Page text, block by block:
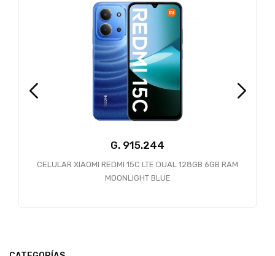
G.
CELULAR XIAOMI REDMI 15C LTE DUAL 128GB 6GB RAM
MOONLIGHT BLUE